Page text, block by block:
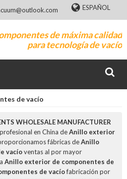
ESPAÑOL
de máxima calidad
para tecnología de vacío
de vacío
WHOLESALE MANUFACTURER
en China deAnillo exterior
fábricas deAnillo
vacíoventas al por mayor
Anillo exterior de componentes de
de vacíofabricación por